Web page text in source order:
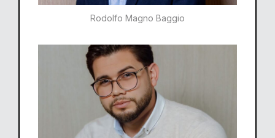
Rodolfo Magno Baggio​​